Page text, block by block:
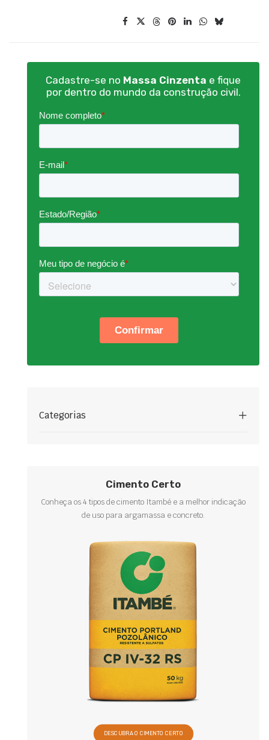
Cadastre-se no Massa Cinzenta e fique
por dentro do mundo da construção civil.
Categorias
Cimento Certo
Conheça os 4 tipos de cimento Itambé e a melhor indicação
de uso para argamassa e concreto.
DESCUBRA O CIMENTO CERTO